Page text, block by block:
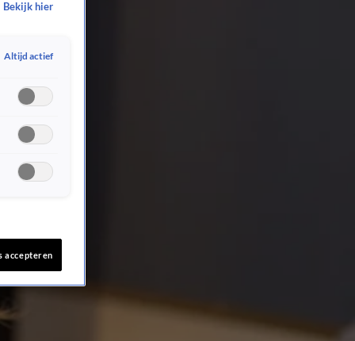
Bekijk hier
Altijd actief
accepteren